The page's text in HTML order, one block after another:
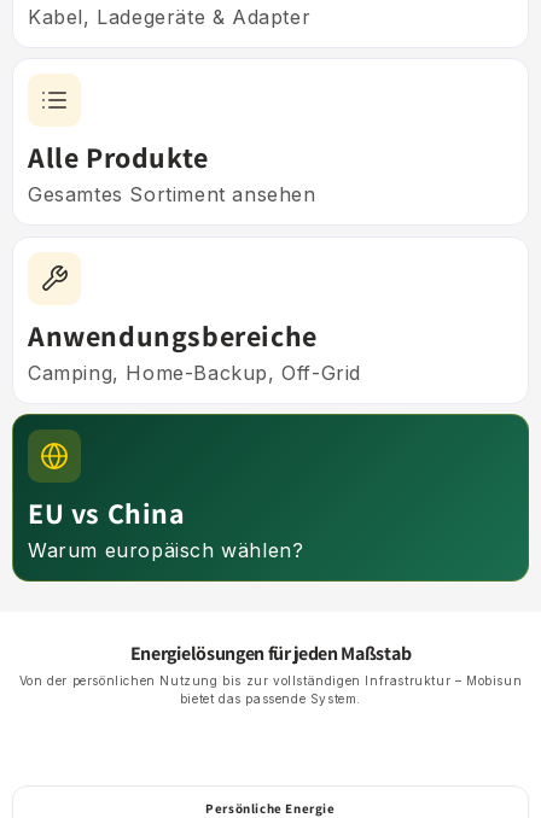
Kabel, Ladegeräte & Adapter
Alle Produkte
Gesamtes Sortiment ansehen
Anwendungsbereiche
Camping, Home-Backup, Off-Grid
EU vs China
Warum europäisch wählen?
Energielösungen für jeden Maßstab
Von der persönlichen Nutzung bis zur vollständigen Infrastruktur – Mobisun
bietet das passende System.
Persönliche Energie